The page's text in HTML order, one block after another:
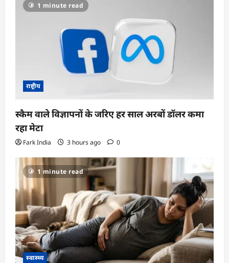
1 minute read
राष्ट्रीय
स्कैम वाले विज्ञापनों के जरिए हर साल अरबों डॉलर कमा
रहा मेटा
Fark India 3 hours ago 0
1 minute read
स्वास्थ्य